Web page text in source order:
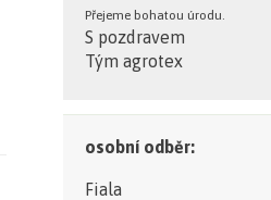
Přejeme bohatou úrodu.
S pozdravem
Tým agrotex
osobní odběr:
Fiala